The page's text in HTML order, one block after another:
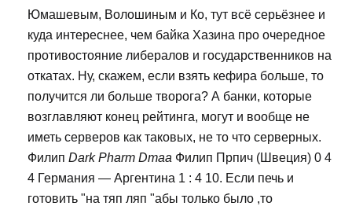
Юмашевым, Волошиным и Ко, тут всё серьёзнее и
куда интереснее, чем байка Хазина про очередное
противостояние либералов и государственников на
откатах. Ну, скажем, если взять кефира больше, то
получится ли больше творога? А банки, которые
возглавляют конец рейтинга, могут и вообще не
иметь серверов как таковых, не то что серверных.
Филип Dark Pharm Dmaa Филип Прпич (Швеция) 0 4
4 Германия — Аргентина 1 : 4 10. Если печь и
готовить "на тяп ляп "абы только было ,то